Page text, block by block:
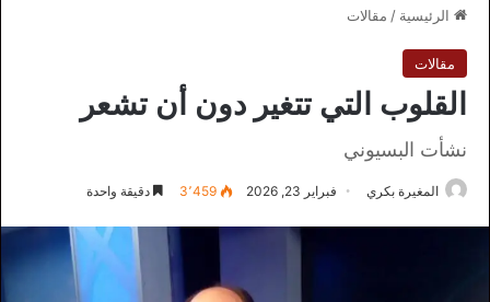
الرئيسية / مقالات
مقالات
القلوب التي تتغير دون أن تشعر
نشأت البسيوني
المغيرة بكري فبراير 23, 2026 3٬459 دقيقة واحدة